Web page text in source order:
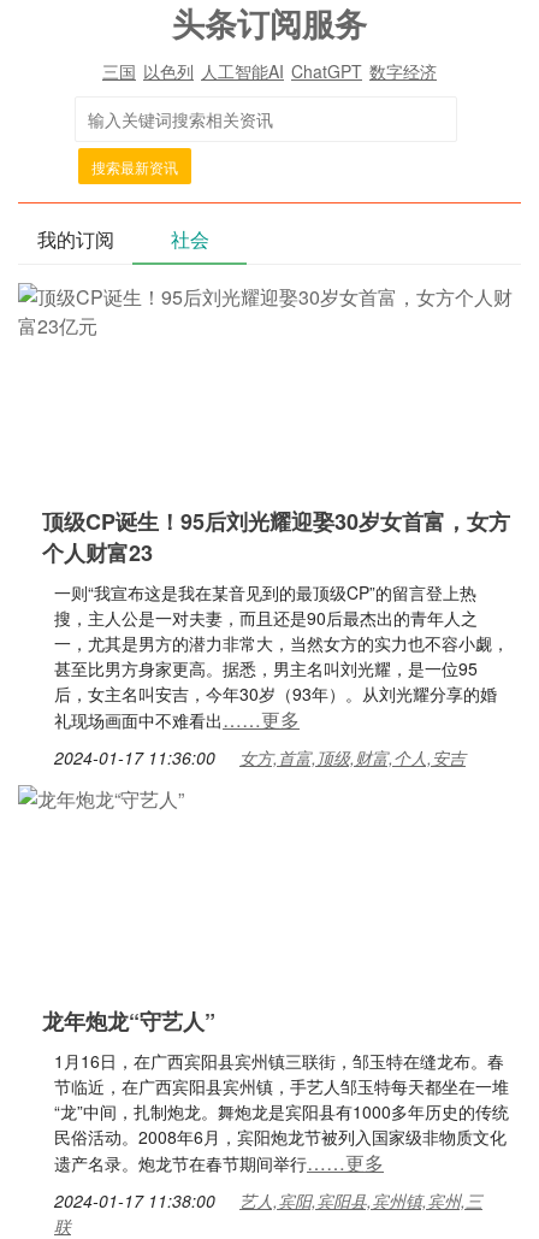
头条订阅服务
三国 以色列 人工智能AI ChatGPT 数字经济
搜索最新资讯
我的订阅 社会
顶级CP诞生！95后刘光耀迎娶30岁女首富，女方
个人财富23
一则“我宣布这是我在某音见到的最顶级CP”的留言登上热
搜，主人公是一对夫妻，而且还是90后最杰出的青年人之
一，尤其是男方的潜力非常大，当然女方的实力也不容小觑，
甚至比男方身家更高。据悉，男主名叫刘光耀，是一位95
后，女主名叫安吉，今年30岁（93年）。从刘光耀分享的婚
礼现场画面中不难看出……更多
2024-01-17 11:36:00 女方,首富,顶级,财富,个人,安吉
龙年炮龙“守艺人”
1月16日，在广西宾阳县宾州镇三联街，邹玉特在缝龙布。春
节临近，在广西宾阳县宾州镇，手艺人邹玉特每天都坐在一堆
“龙”中间，扎制炮龙。舞炮龙是宾阳县有1000多年历史的传统
民俗活动。2008年6月，宾阳炮龙节被列入国家级非物质文化
遗产名录。炮龙节在春节期间举行……更多
2024-01-17 11:38:00
艺人,宾阳,宾阳县,宾州镇,宾州,三
联